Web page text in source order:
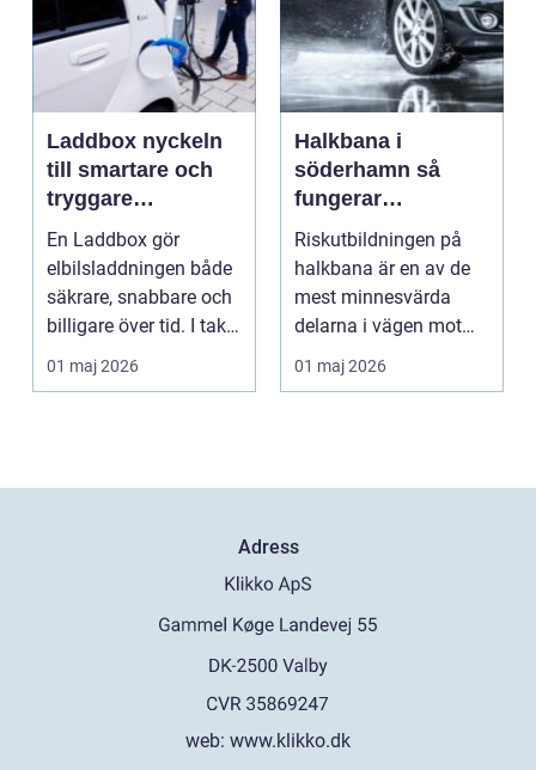
Laddbox nyckeln
till smartare och
tryggare
elbilsladdning
hemma
En Laddbox gör
elbilsladdningen både
säkrare, snabbare och
billigare över tid. I takt
med att fler s...
01 maj 2026
Halkbana i
söderhamn så
fungerar
riskutbildningen
och därför spelar
den roll
Riskutbildningen på
halkbana är en av de
mest minnesvärda
delarna i vägen mot
körkort. Många
kommer ...
01 maj 2026
Adress
web: www.klikko.dk